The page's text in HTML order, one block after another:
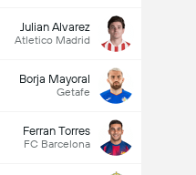
Julian Alvarez
Atletico Madrid
Borja Mayoral
Getafe
Ferran Torres
FC Barcelona